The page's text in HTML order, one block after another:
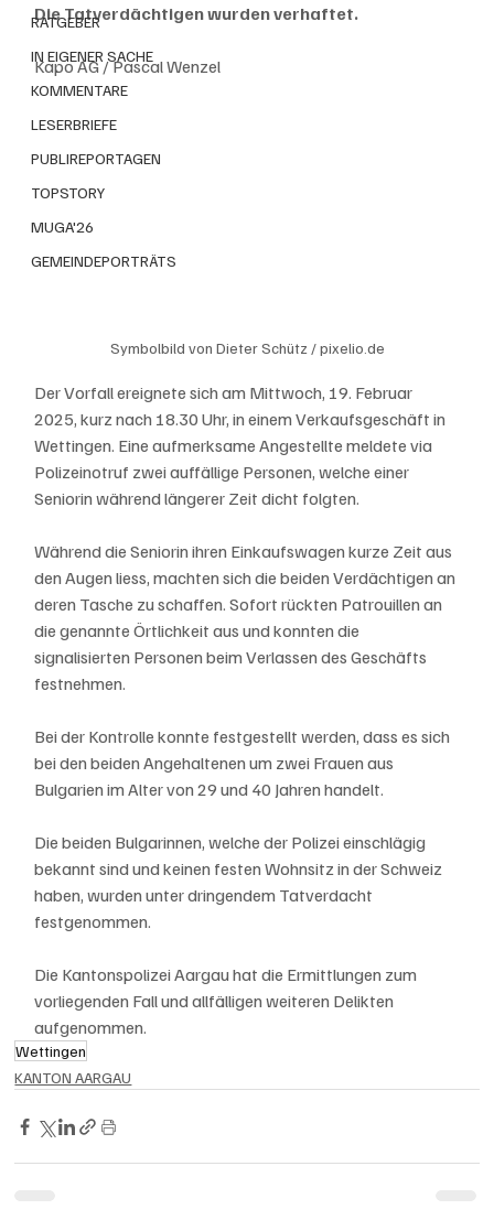
RATGEBER
IN EIGENER SACHE
KOMMENTARE
LESERBRIEFE
PUBLIREPORTAGEN
TOPSTORY
MUGA'26
GEMEINDEPORTRÄTS
Die Tatverdächtigen wurden verhaftet.
Kapo AG / Pascal Wenzel
Symbolbild von Dieter Schütz / pixelio.de
Der Vorfall ereignete sich am Mittwoch, 19. Februar
2025, kurz nach 18.30 Uhr, in einem Verkaufsgeschäft in
Wettingen. Eine aufmerksame Angestellte meldete via
Polizeinotruf zwei auffällige Personen, welche einer
Seniorin während längerer Zeit dicht folgten.
Während die Seniorin ihren Einkaufswagen kurze Zeit aus
den Augen liess, machten sich die beiden Verdächtigen an
deren Tasche zu schaffen. Sofort rückten Patrouillen an
die genannte Örtlichkeit aus und konnten die
signalisierten Personen beim Verlassen des Geschäfts
festnehmen.
Bei der Kontrolle konnte festgestellt werden, dass es sich
bei den beiden Angehaltenen um zwei Frauen aus
Bulgarien im Alter von 29 und 40 Jahren handelt.
Die beiden Bulgarinnen, welche der Polizei einschlägig
bekannt sind und keinen festen Wohnsitz in der Schweiz
haben, wurden unter dringendem Tatverdacht
festgenommen.
Die Kantonspolizei Aargau hat die Ermittlungen zum
vorliegenden Fall und allfälligen weiteren Delikten
aufgenommen.
Wettingen
KANTON AARGAU